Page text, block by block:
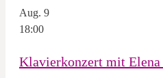
Aug. 9
18:00
Klavierkonzert mit Elena